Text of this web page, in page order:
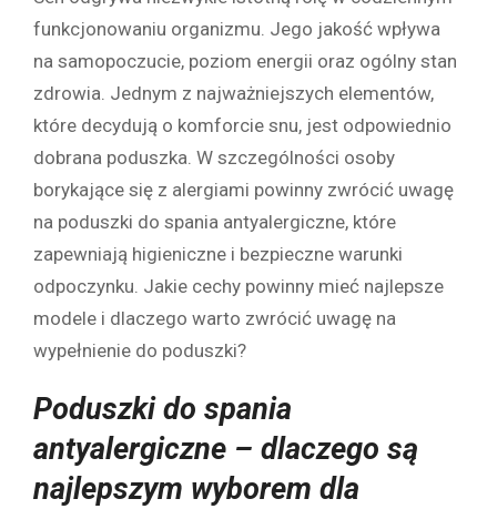
funkcjonowaniu organizmu. Jego jakość wpływa
na samopoczucie, poziom energii oraz ogólny stan
zdrowia. Jednym z najważniejszych elementów,
które decydują o komforcie snu, jest odpowiednio
dobrana poduszka. W szczególności osoby
borykające się z alergiami powinny zwrócić uwagę
na poduszki do spania antyalergiczne, które
zapewniają higieniczne i bezpieczne warunki
odpoczynku. Jakie cechy powinny mieć najlepsze
modele i dlaczego warto zwrócić uwagę na
wypełnienie do poduszki?
Poduszki do spania
antyalergiczne – dlaczego są
najlepszym wyborem dla